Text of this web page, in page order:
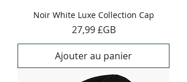
Noir White Luxe Collection Cap
Prix
27,99 £GB
Ajouter au panier